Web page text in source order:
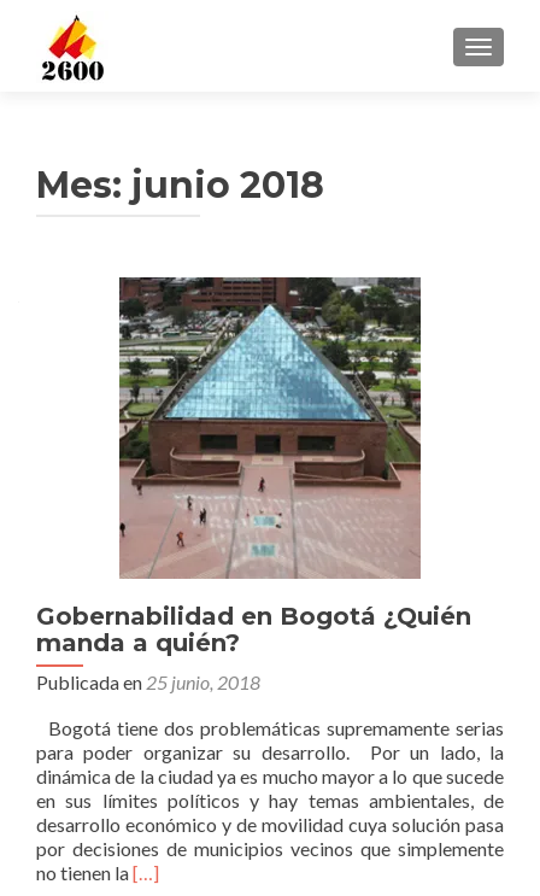
Mes: junio 2018
Gobernabilidad en Bogotá ¿Quién
manda a quién?
Publicada en 25 junio, 2018
Bogotá tiene dos problemáticas supremamente serias
para poder organizar su desarrollo. Por un lado, la
dinámica de la ciudad ya es mucho mayor a lo que sucede
en sus límites políticos y hay temas ambientales, de
desarrollo económico y de movilidad cuya solución pasa
por decisiones de municipios vecinos que simplemente
no tienen laLeer
[…]